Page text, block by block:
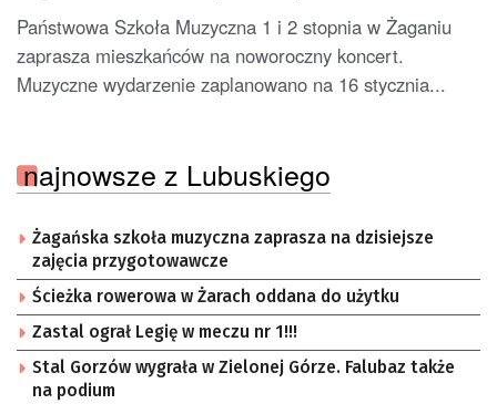
Państwowa Szkoła Muzyczna 1 i 2 stopnia w Żaganiu
zaprasza mieszkańców na noworoczny koncert.
Muzyczne wydarzenie zaplanowano na 16 stycznia...
najnowsze z Lubuskiego
Żagańska szkoła muzyczna zaprasza na dzisiejsze
zajęcia przygotowawcze
Ścieżka rowerowa w Żarach oddana do użytku
Zastal ograł Legię w meczu nr 1!!!
Stal Gorzów wygrała w Zielonej Górze. Falubaz także
na podium